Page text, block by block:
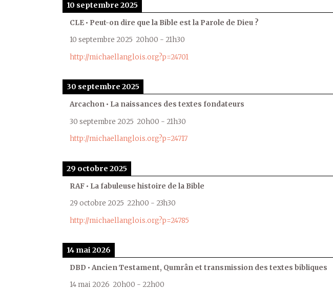
10 septembre 2025
CLE • Peut-on dire que la Bible est la Parole de Dieu ?
10 septembre 2025 20h00 - 21h30
http://michaellanglois.org?p=24701
30 septembre 2025
Arcachon • La naissances des textes fondateurs
30 septembre 2025 20h00 - 21h30
http://michaellanglois.org?p=24717
29 octobre 2025
RAF • La fabuleuse histoire de la Bible
29 octobre 2025 22h00 - 23h30
http://michaellanglois.org?p=24785
14 mai 2026
DBD • Ancien Testament, Qumrân et transmission des textes bibliques
14 mai 2026 20h00 - 22h00